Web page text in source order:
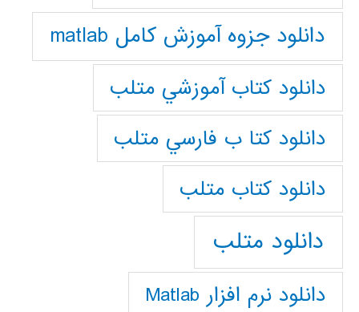
دانلود جزوه آموزش کامل matlab
دانلود كتاب آموزشي متلب
دانلود كتا ب فارسي متلب
دانلود كتاب متلب
دانلود متلب
دانلود نرم افزار Matlab